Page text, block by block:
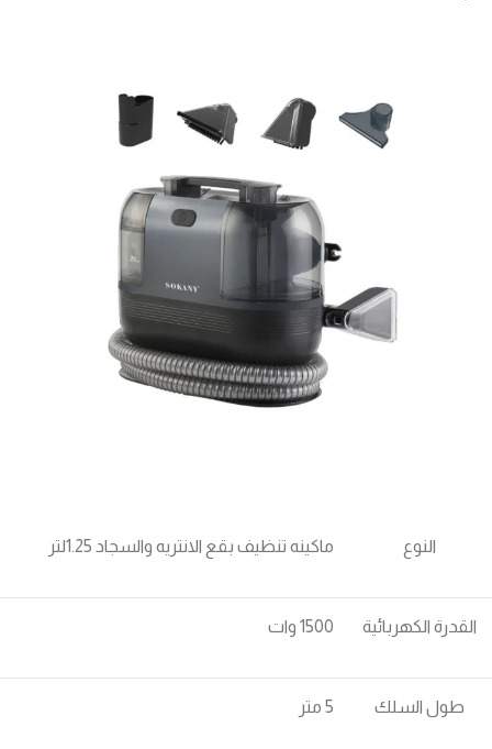
النوع ماكينه تنظيف بقع الانتريه والسجاد 1.25لتر
القدرة الكهربائية 1500 وات
طول السلك 5 متر